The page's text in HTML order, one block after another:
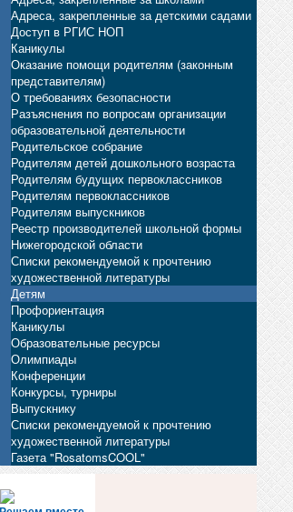
Адреса, закрепленные за детскими садами
Доступ в РГИС НОП
Каникулы
Оказание помощи родителям (законным
представителям)
О требованиях безопасности
Разъяснения по вопросам организации
образовательной деятельности
Родительское собрание
Родителям детей дошкольного возраста
Родителям будущих первоклассников
Родителям первоклассников
Родителям выпускников
Реестр производителей школьной формы
Нижегородской области
Списки рекомендуемой к прочтению
художественной литературы
Детям
Профориентация
Каникулы
Образовательные ресурсы
Олимпиады
Конференции
Конкурсы, турниры
Выпускнику
Списки рекомендуемой к прочтению
художественной литературы
Газета "RosatomsCOOL"